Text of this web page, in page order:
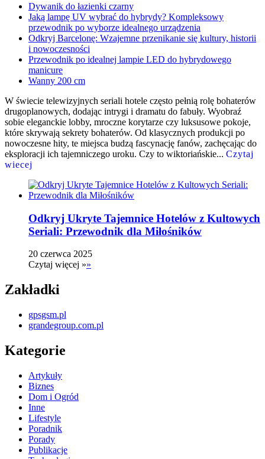
Dywanik do łazienki czarny
Jaką lampę UV wybrać do hybrydy? Kompleksowy
przewodnik po wyborze idealnego urządzenia
Odkryj Barcelonę: Wzajemne przenikanie się kultury, historii
i nowoczesności
Przewodnik po idealnej lampie LED do hybrydowego
manicure
Wanny 200 cm
W świecie telewizyjnych seriali hotele często pełnią rolę bohaterów
drugoplanowych, dodając intrygi i dramatu do fabuły. Wyobraź
sobie eleganckie lobby, mroczne korytarze czy luksusowe pokoje,
które skrywają sekrety bohaterów. Od klasycznych produkcji po
nowoczesne hity, te miejsca budzą fascynację fanów, zachęcając do
eksploracji ich tajemniczego uroku. Czy to wiktoriańskie... Czytaj
wiecej
Odkryj Ukryte Tajemnice Hotelów z Kultowych
Seriali: Przewodnik dla Miłośników
20 czerwca 2025
Czytaj więcej »»
Zakładki
gpsgsm.pl
grandegroup.com.pl
Kategorie
Artykuły
Biznes
Dom i Ogród
Inne
Lifestyle
Poradnik
Porady
Publikacje